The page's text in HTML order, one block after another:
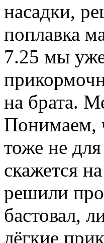
насадки,
поплавка
7.25 мы
на брата.
Понимаем,
тоже не
скажется
решили
бастовал,
лёгкие